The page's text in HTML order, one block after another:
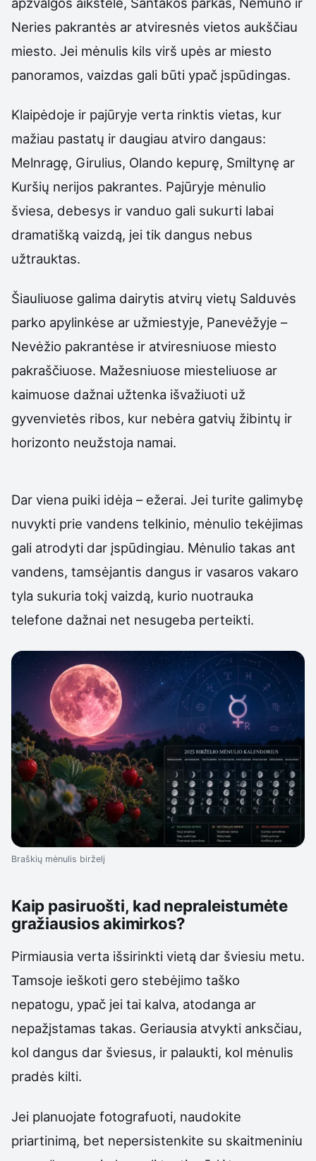
Neries pakrantės ar atviresnės vietos aukščiau
miesto. Jei mėnulis kils virš upės ar miesto
panoramos, vaizdas gali būti ypač įspūdingas.
Klaipėdoje ir pajūryje verta rinktis vietas, kur
mažiau pastatų ir daugiau atviro dangaus:
Melnragę, Girulius, Olando kepurę, Smiltynę ar
Kuršių nerijos pakrantes. Pajūryje mėnulio
šviesa, debesys ir vanduo gali sukurti labai
dramatišką vaizdą, jei tik dangus nebus
užtrauktas.
Šiauliuose galima dairytis atvirų vietų Salduvės
parko apylinkėse ar užmiestyje, Panevėžyje –
Nevėžio pakrantėse ir atviresniuose miesto
pakraščiuose. Mažesniuose miesteliuose ar
kaimuose dažnai užtenka išvažiuoti už
gyvenvietės ribos, kur nebėra gatvių žibintų ir
horizonto neužstoja namai.
Dar viena puiki idėja – ežerai. Jei turite galimybę
nuvykti prie vandens telkinio, mėnulio tekėjimas
gali atrodyti dar įspūdingiau. Mėnulio takas ant
vandens, tamsėjantis dangus ir vasaros vakaro
tyla sukuria tokį vaizdą, kurio nuotrauka
telefone dažnai net nesugeba perteikti.
Braškių mėnulis birželį
Kaip pasiruošti, kad nepraleistumėte
gražiausios akimirkos?
Pirmiausia verta išsirinkti vietą dar šviesiu metu.
Tamsoje ieškoti gero stebėjimo taško
nepatogu, ypač jei tai kalva, atodanga ar
nepažįstamas takas. Geriausia atvykti anksčiau,
kol dangus dar šviesus, ir palaukti, kol mėnulis
pradės kilti.
Jei planuojate fotografuoti, naudokite
priartinimą, bet nepersistenkite su skaitmeniniu